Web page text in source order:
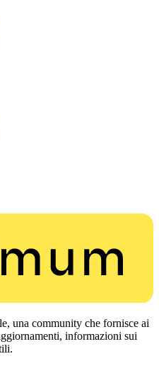
una community che fornisce ai
informazioni sui